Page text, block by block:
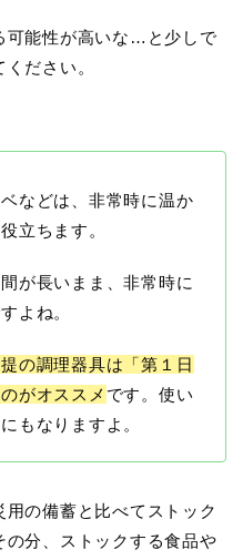
可能性が高いな…と少しで
ださい。
などは、非常時に温か
立ちます。
が長いまま、非常時に
よね。
の調理器具は「第１日
がオススメ です。使い
もなりますよ。
の備蓄と比べてストック
分、ストックする食品や